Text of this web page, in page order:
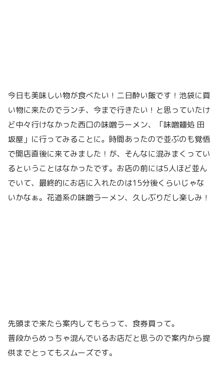
今日も美味しい物が食べたい！二日酔い飯です！池袋に買
い物に来たのでランチ、今まで行きたい！と思っていたけ
ど中々行けなかった西口の味噌ラーメン、「味噌麺処 田
坂屋」に行ってみることに。時間あったので並ぶのも覚悟
で開店直後に来てみました！が、そんなに混みまくってい
るということはなかったです。お店の前には5人ほど並ん
でいて、最終的にお店に入れたのは15分後くらいじゃな
いかなぁ。花道系の味噌ラーメン、久しぶりだし楽しみ！
先頭まで来たら案内してもらって、食券買って。
普段からめっちゃ混んでいるお店だと思うので案内から提
供までとってもスムーズです。